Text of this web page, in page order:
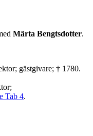
Märta Bengtsdotter.
gästgivare; † 1780.
Tab 4.